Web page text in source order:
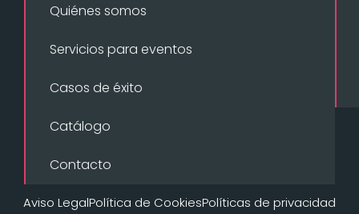
Quiénes somos
Servicios para eventos
Casos de éxito
Catálogo
Contacto
Aviso LegalPolítica de CookiesPolíticas de privacidad